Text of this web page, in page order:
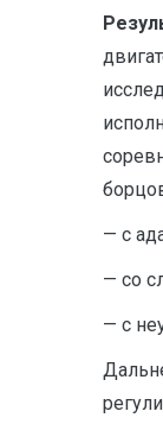
— с
— со
— с